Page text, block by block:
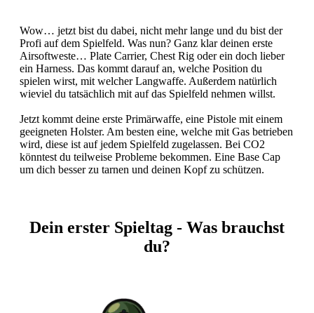
Wow… jetzt bist du dabei, nicht mehr lange und du bist der
Profi auf dem Spielfeld. Was nun? Ganz klar deinen erste
Airsoftweste… Plate Carrier, Chest Rig oder ein doch lieber
ein Harness. Das kommt darauf an, welche Position du
spielen wirst, mit welcher Langwaffe. Außerdem natürlich
wieviel du tatsächlich mit auf das Spielfeld nehmen willst.
Jetzt kommt deine erste Primärwaffe, eine Pistole mit einem
geeigneten Holster. Am besten eine, welche mit Gas betrieben
wird, diese ist auf jedem Spielfeld zugelassen. Bei CO2
könntest du teilweise Probleme bekommen. Eine Base Cap
um dich besser zu tarnen und deinen Kopf zu schützen.
Dein erster Spieltag - Was brauchst
du?